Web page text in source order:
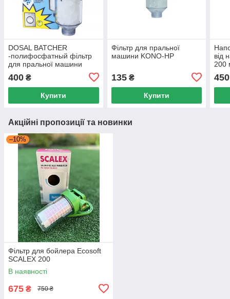
DOSAL BATCHER
-полифосфатный фільтр
для пральної машини
400 ₴
Купити
Фільтр для пральної
машини KONO-HP
135₴
Купити
від
200
450
Акційні пропозиції та новинки
–10%
Фільтр для бойлера Ecosoft
SCALEX 200
В наявності
675 ₴ 750 ₴